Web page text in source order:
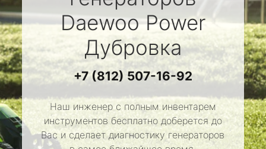
Daewoo Power
Дубровка
+7 (812) 507-16-92
Наш инженер с полным инвентарем
инструментов бесплатно доберется до
Вас и сделает диагностику генераторов